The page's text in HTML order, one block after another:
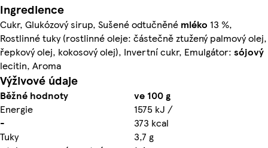
Ingredience
Cukr, Glukózový sirup, Sušené odtučněné mléko 13 %,
Rostlinné tuky (rostlinné oleje: částečně ztužený palmový olej,
řepkový olej, kokosový olej), Invertní cukr, Emulgátor: sójový
lecitin, Aroma
Výživové údaje
Běžné hodnoty
ve 100 g
Energie
1575 kJ /
-
373 kcal
Tuky
3,7 g